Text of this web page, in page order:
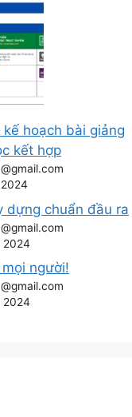
kế hoạch bài giảng
kết hợp
dựng chuẩn đầu ra
2024
người!
2024